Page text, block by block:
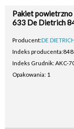
Pakiet powietrzno
633 De Dietrich
Producent:DE
Indeks producenta:
Indeks Grudnik: AKC-
Opakowania: 1